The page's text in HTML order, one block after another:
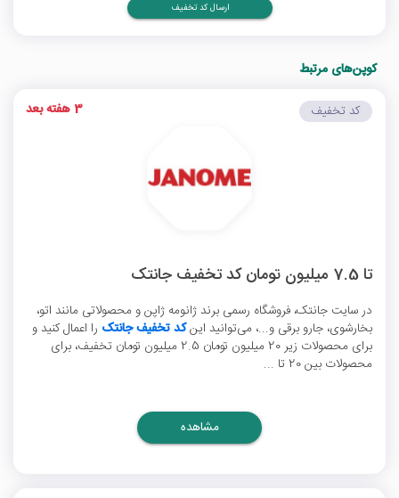
ارسال کد تخفیف
کوپن‌های مرتبط
تا 7.5 میلیون تومان کد تخفیف جانتک
در سایت جانتک، فروشگاه رسمی برند ژانومه ژاپن و محصولاتی مانند اتو،
بخارشوی، جارو برقی و...، می‌توانید اینکد تخفیف جانتک را اعمال کنید و
برای محصولات زیر 20 میلیون تومان 2.5 میلیون تومان تخفیف، برای
محصولات بین 20 تا ...
کد تخفیف 3 هفته بعد
مشاهده